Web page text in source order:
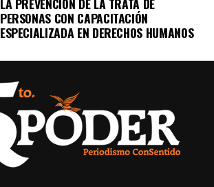
LA PREVENCIÓN DE LA TRATA DE
PERSONAS CON CAPACITACIÓN
ESPECIALIZADA EN DERECHOS HUMANOS